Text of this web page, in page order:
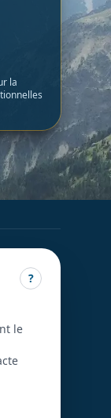
la
?
le